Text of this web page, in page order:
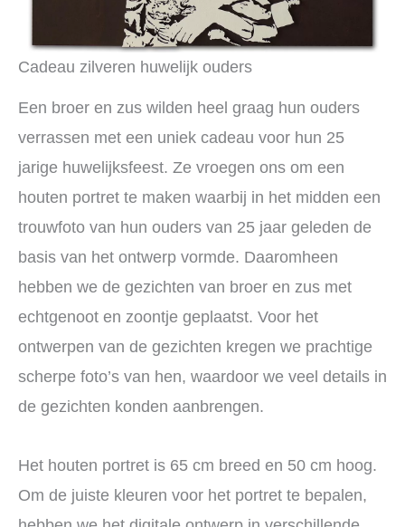
Cadeau zilveren huwelijk ouders
Een broer en zus wilden heel graag hun ouders
verrassen met een uniek cadeau voor hun 25
jarige huwelijksfeest. Ze vroegen ons om een
houten portret te maken waarbij in het midden een
trouwfoto van hun ouders van 25 jaar geleden de
basis van het ontwerp vormde. Daaromheen
hebben we de gezichten van broer en zus met
echtgenoot en zoontje geplaatst. Voor het
ontwerpen van de gezichten kregen we prachtige
scherpe foto’s van hen, waardoor we veel details in
de gezichten konden aanbrengen.
Het houten portret is 65 cm breed en 50 cm hoog.
Om de juiste kleuren voor het portret te bepalen,